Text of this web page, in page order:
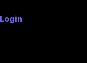
Login